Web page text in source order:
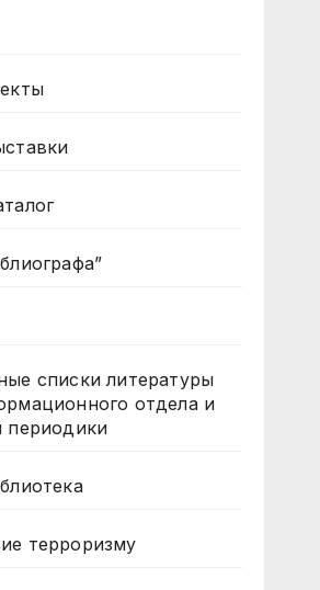
списки литературы
отдела и
периодики
терроризму